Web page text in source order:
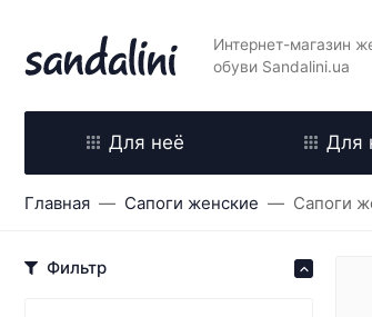
Интернет-магазин
обуви Sandalini.ua
Для неё Для
Главная Сапоги женские Сапоги
Фильтр